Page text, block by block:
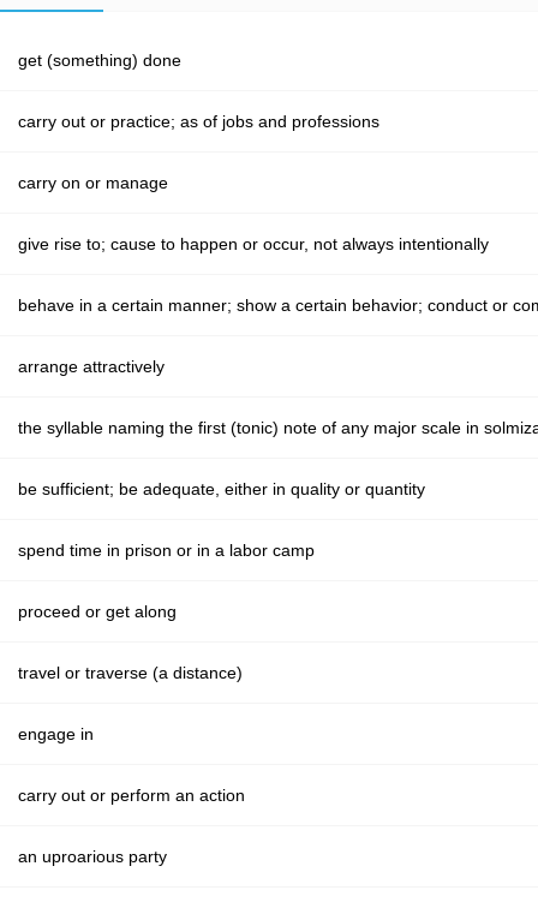
get (something) done
carry out or practice; as of jobs and professions
carry on or manage
give rise to; cause to happen or occur, not always intentionally
behave in a certain manner; show a certain behavior; conduct or
arrange attractively
the syllable naming the first (tonic) note of any major scale in
be sufficient; be adequate, either in quality or quantity
spend time in prison or in a labor camp
proceed or get along
travel or traverse (a distance)
engage in
carry out or perform an action
an uproarious party